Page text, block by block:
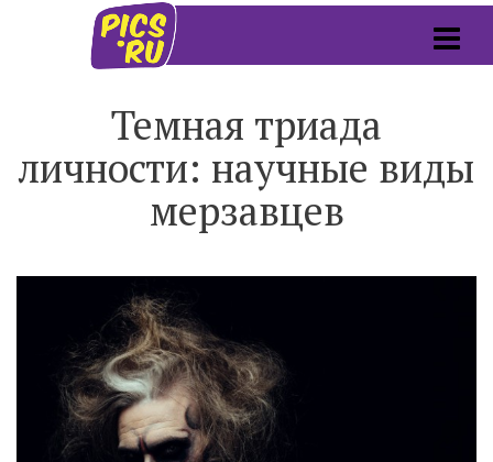
Темная триада
личности: научные виды
мерзавцев